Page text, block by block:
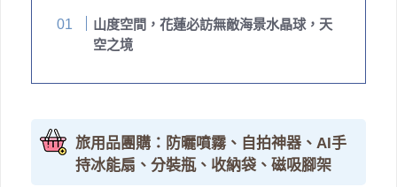
山度空間，花蓮必訪無敵海景水晶球，天
空之境
旅用品團購：防曬噴霧、自拍神器、AI手
持冰能扇、分裝瓶、收納袋、磁吸腳架